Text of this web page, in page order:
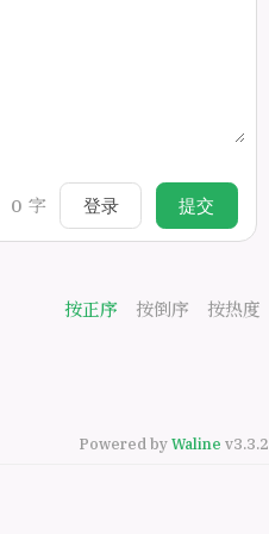
0 字 登录 提交
按正序 按倒序 按热度
Powered byWaline v3.3.2